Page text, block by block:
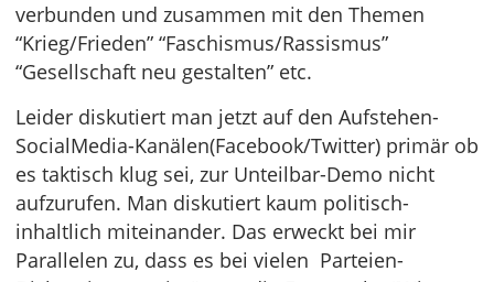
verbunden und zusammen mit den Themen
“Krieg/Frieden” “Faschismus/Rassismus”
“Gesellschaft neu gestalten” etc.
Leider diskutiert man jetzt auf den Aufstehen-
SocialMedia-Kanälen(Facebook/Twitter) primär ob
es taktisch klug sei, zur Unteilbar-Demo nicht
aufzurufen. Man diskutiert kaum politisch-
inhaltlich miteinander. Das erweckt bei mir
Parallelen zu, dass es bei vielen Parteien-